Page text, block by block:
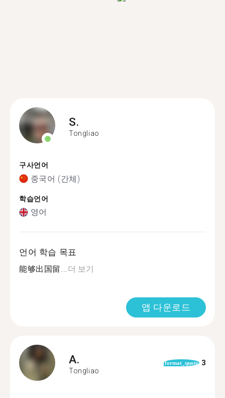
S.
Tongliao
구사언어
중국어 (간체)
학습언어
영어
언어 학습 목표
能够出国留...더 보기
앱 다운로드
A.
Tongliao
format_quote 3